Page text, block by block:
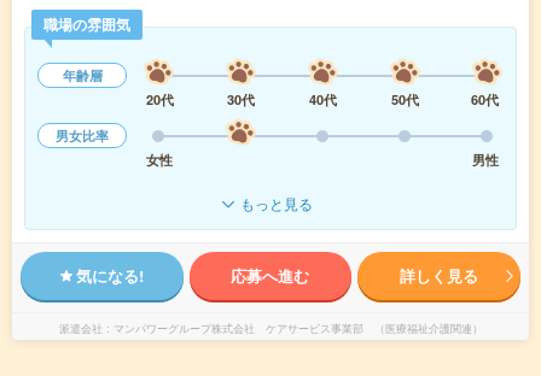
職場の雰囲気
年齢層
20代
30代 40代 50代
60代
男女比率
女性
男性
もっと見る
気になる! 応募へ進む 詳しく見る
派遣会社 マンパワーグループ株式会社 ケアサービス事業部 （医療福祉介護関連）